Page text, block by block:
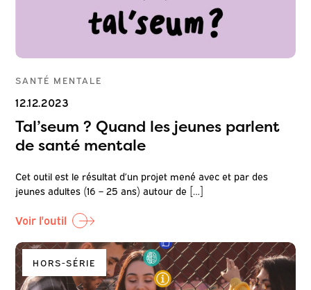
SANTÉ MENTALE
12.12.2023
Tal’seum ? Quand les jeunes parlent
de santé mentale
Cet outil est le résultat d’un projet mené avec et par des
jeunes adultes (16 – 25 ans) autour de […]
Voir l'outil
HORS-SÉRIE